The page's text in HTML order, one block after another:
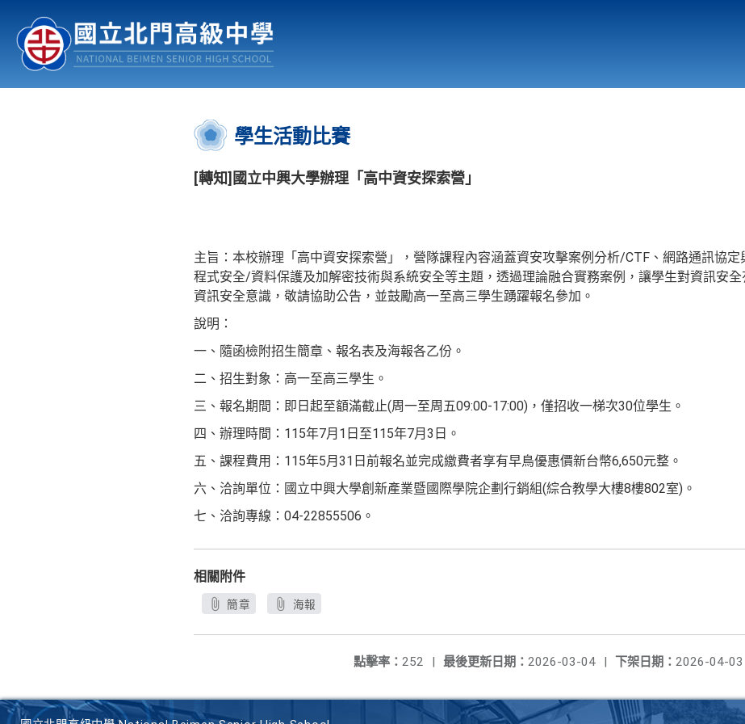
認識北中 行事曆
:::
學生活動比賽
[轉知]國立中興大學辦理「高中資安探索營」
主旨：本校辦理「高中資安探索營」，營隊課程內容涵蓋資安攻擊案例分析/CTF、網路通訊協定
程式安全/資料保護及加解密技術與系統安全等主題，透過理論融合實務案例，讓學生對資訊安
資訊安全意識，敬請協助公告，並鼓勵高一至高三學生踴躍報名參加。
說明：
一、隨函檢附招生簡章、報名表及海報各乙份。
二、招生對象：高一至高三學生。
三、報名期間：即日起至額滿截止(周一至周五09:00-17:00)，僅招收一梯次30位學生。
四、辦理時間：115年7月1日至115年7月3日。
五、課程費用：115年5月31日前報名並完成繳費者享有早鳥優惠價新台幣6,650元整。
六、洽詢單位：國立中興大學創新產業暨國際學院企劃行銷組(綜合教學大樓8樓802室)。
七、洽詢專線：04-22855506。
相關附件
簡章 海報
下架日期： 2026-04-03
最後更新日期： 2026-03-04 |
點擊率： 252 |